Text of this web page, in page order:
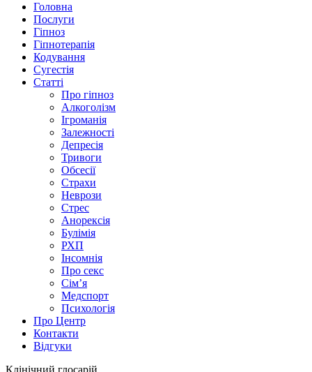
Головна
Послуги
Гіпноз
Гіпнотерапія
Кодування
Сугестія
Статті
Про гіпноз
Алкоголізм
Ігроманія
Залежності
Депресія
Тривоги
Обсесії
Страхи
Неврози
Стрес
Анорексія
Булімія
РХП
Інсомнія
Про секс
Сім’я
Медспорт
Психологія
Про Центр
Контакти
Відгуки
Клінічний глосарій